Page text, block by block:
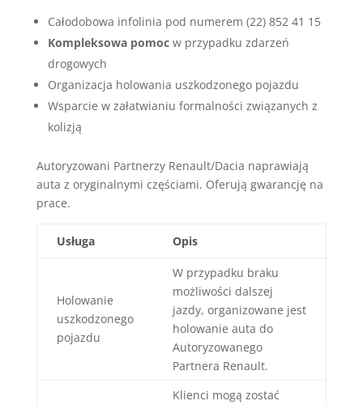
Całodobowa infolinia pod numerem (22) 852 41 15
Kompleksowa pomocw przypadku zdarzeń
drogowych
Organizacja holowania uszkodzonego pojazdu
Wsparcie w załatwianiu formalności związanych z
kolizją
Autoryzowani Partnerzy Renault/Dacia naprawiają
auta z oryginalnymi częściami. Oferują gwarancję na
prace.
Usługa Opis
Holowanie
uszkodzonego
pojazdu
W przypadku braku
możliwości dalszej
jazdy, organizowane jest
holowanie auta do
Autoryzowanego
Partnera Renault.
Klienci mogą zostać